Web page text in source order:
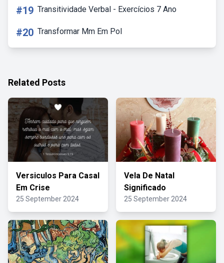
#19 Transitividade Verbal - Exercícios 7 Ano
#20 Transformar Mm Em Pol
Related Posts
Versiculos Para Casal
Em Crise
25 September 2024
Vela De Natal
Significado
25 September 2024